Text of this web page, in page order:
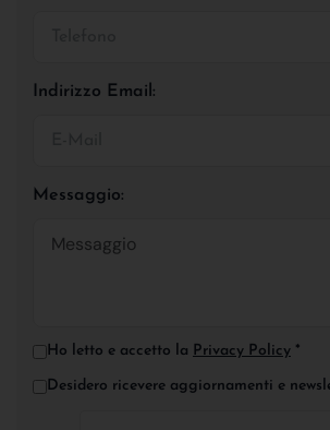
Indirizzo Email:
Messaggio:
Ho letto e accetto la Privacy Policy *
Desidero ricevere aggiornamenti e